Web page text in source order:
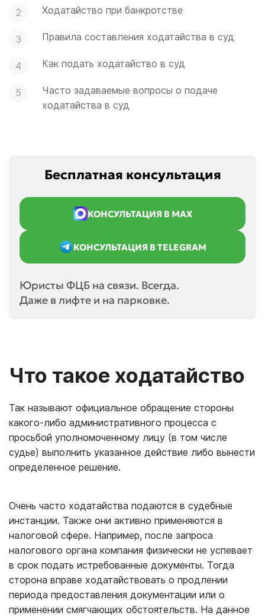
Ходатайство при банкротстве
Правила составления ходатайства в суд
Как подать ходатайство в суд
Часто задаваемые вопросы о подаче
ходатайства в суд
Бесплатная консультация
КОНСУЛЬТАЦИЯ В MAX
КОНСУЛЬТАЦИЯ В TELEGRAM
Юристы ФЦБ на связи. Всегда.
Даже в лифте и на парковке.
Что такое ходатайство
Так называют официальное обращение стороны
какого-либо административного процесса с
просьбой уполномоченному лицу (в том числе
судье) выполнить указанное действие либо вынести
определенное решение.
Очень часто ходатайства подаются в судебные
инстанции. Также они активно применяются в
налоговой сфере. Например, после запроса
налогового органа компания физически не успевает
в срок подать истребованные документы. Тогда
сторона вправе ходатайствовать о продлении
периода предоставления документации или о
применении смягчающих обстоятельств. На данное